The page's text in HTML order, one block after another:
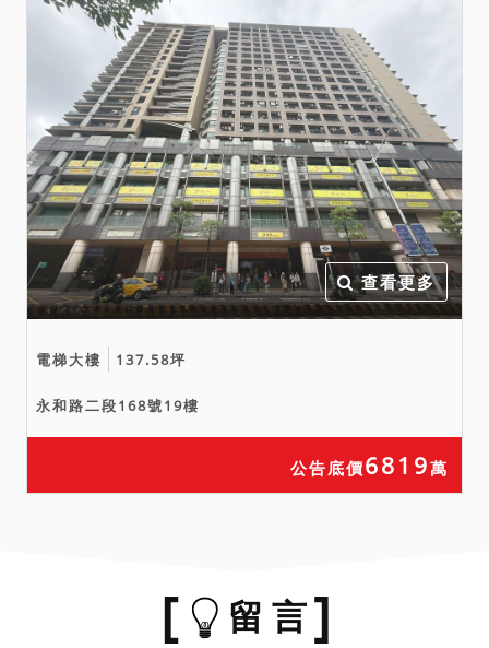
查看更多
電梯大樓 137.58坪
永和路二段168號19樓
公告底價6819萬
留 言